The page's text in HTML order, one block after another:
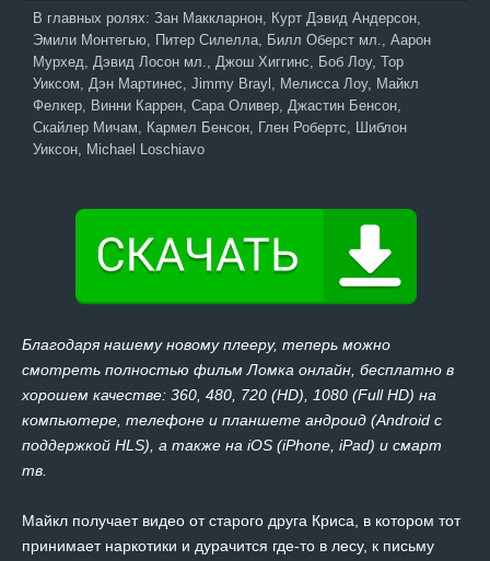
В главных ролях: Зан Маккларнон, Курт Дэвид Андерсон,
Эмили Монтегью, Питер Силелла, Билл Оберст мл., Аарон
Мурхед, Дэвид Лосон мл., Джош Хиггинс, Боб Лоу, Тор
Уиксом, Дэн Мартинес, Jimmy Brayl, Мелисса Лоу, Майкл
Фелкер, Винни Каррен, Сара Оливер, Джастин Бенсон,
Скайлер Мичам, Кармел Бенсон, Глен Робертс, Шиблон
Уиксон, Michael Loschiavo
Благодаря нашему новому плееру, теперь можно
смотреть полностью фильм Ломка онлайн, бесплатно в
хорошем качестве: 360, 480, 720 (HD), 1080 (Full HD) на
компьютере, телефоне и планшете андроид (Android с
поддержкой HLS), а также на iOS (iPhone, iPad) и смарт
тв.
Майкл получает видео от старого друга Криса, в котором тот
принимает наркотики и дурачится где-то в лесу, к письму